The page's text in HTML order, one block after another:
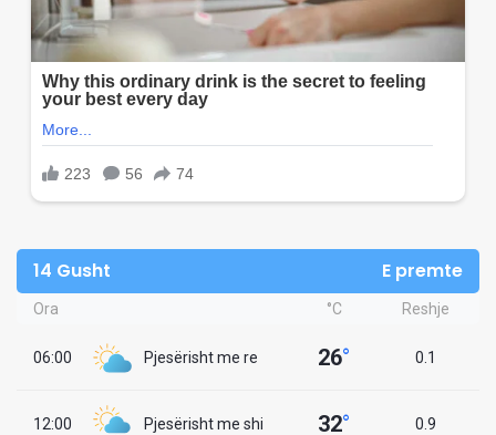
14 Gusht E premte
Ora °C Reshje
06:00 Pjesërisht me re 26° 0.1
12:00 Pjesërisht me shi 32° 0.9